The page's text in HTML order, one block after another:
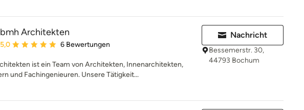
bmh Architekten
Durchschnittliche Bewertung: 5 von 5 Sternen
5,0 6 Bewertungen
ist ein Team von Architekten, Innenarchitekten,
und Fachingenieuren. Unsere Tätigkeit...
Nachricht
Bessemerstr. 30,
44793 Bochum